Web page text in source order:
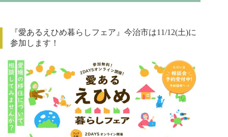
『愛あるえひめ暮らしフェア』今治市は11/12(土)に
参加します！